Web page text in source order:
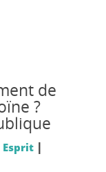
de
?
Esprit|